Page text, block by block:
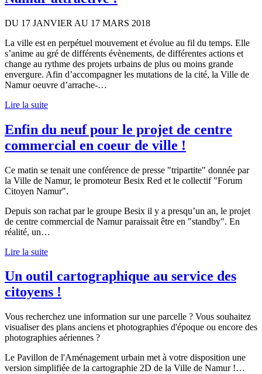
DU 17 JANVIER AU 17 MARS 2018
La ville est en perpétuel mouvement et évolue au fil du temps. Elle
s’anime au gré de différents évènements, de différentes actions et
change au rythme des projets urbains de plus ou moins grande
envergure. Afin d’accompagner les mutations de la cité, la Ville de
Namur oeuvre d’arrache-…
Lire la suite
Enfin du neuf pour le projet de centre
commercial en coeur de ville !
Ce matin se tenait une conférence de presse "tripartite" donnée par
la Ville de Namur, le promoteur Besix Red et le collectif "Forum
Citoyen Namur".
Depuis son rachat par le groupe Besix il y a presqu’un an, le projet
de centre commercial de Namur paraissait être en "standby". En
réalité, un…
Lire la suite
Un outil cartographique au service des
citoyens !
Vous recherchez une information sur une parcelle ? Vous souhaitez
visualiser des plans anciens et photographies d'époque ou encore des
photographies aériennes ?
Le Pavillon de l'Aménagement urbain met à votre disposition une
version simplifiée de la cartographie 2D de la Ville de Namur !…